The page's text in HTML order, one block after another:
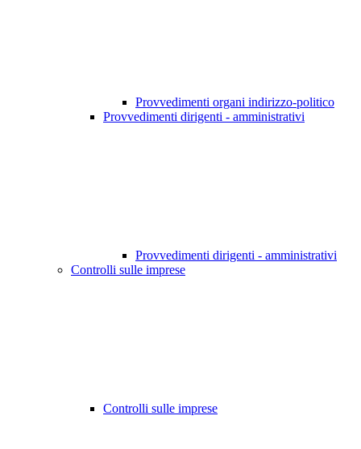
Provvedimenti organi indirizzo-politico
Provvedimenti dirigenti - amministrativi
Provvedimenti dirigenti - amministrativi
Controlli sulle imprese
Controlli sulle imprese